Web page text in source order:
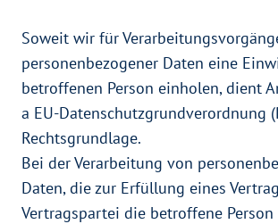
Soweit wir für
personenbezogener Daten eine
betroffenen Person einholen, dient
a EU-Datenschutzgrundverordnung
Rechtsgrundlage.
Bei der Verarbeitung von
Daten, die zur Erfüllung eines
Vertragspartei die betroffene Person